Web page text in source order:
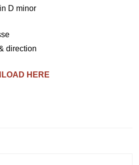
D minor
direction
HERE